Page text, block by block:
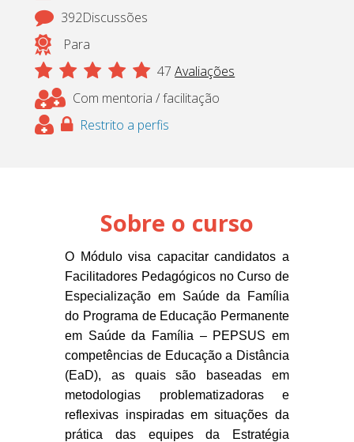
392Discussões
Para
47 Avaliações
Com mentoria / facilitação
Restrito a perfis
Sobre o curso
O Módulo visa capacitar candidatos a
Facilitadores Pedagógicos no Curso de
Especialização em Saúde da Família
do Programa de Educação Permanente
em Saúde da Família – PEPSUS em
competências de Educação a Distância
(EaD), as quais são baseadas em
metodologias problematizadoras e
reflexivas inspiradas em situações da
prática das equipes da Estratégia